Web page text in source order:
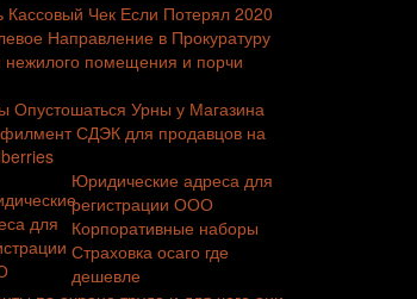
Кассовый Чек Если Потерял 2020
Направление в Прокуратуру
нежилого помещения и порчи
Опустошаться Урны у Магазина
СДЭК для продавцов на
Юридические адреса для
регистрации ООО
Корпоративные наборы
Страховка осаго где
дешевле